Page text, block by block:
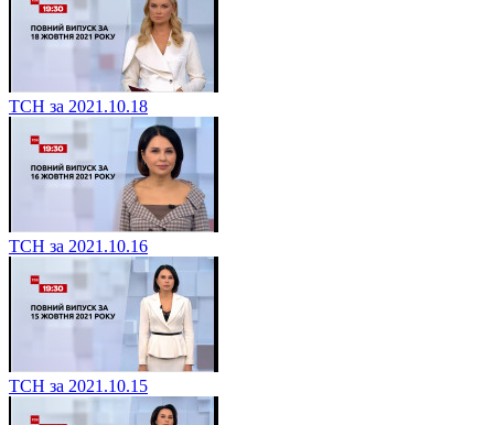
ТСН за 2021.10.18
ТСН за 2021.10.16
ТСН за 2021.10.15